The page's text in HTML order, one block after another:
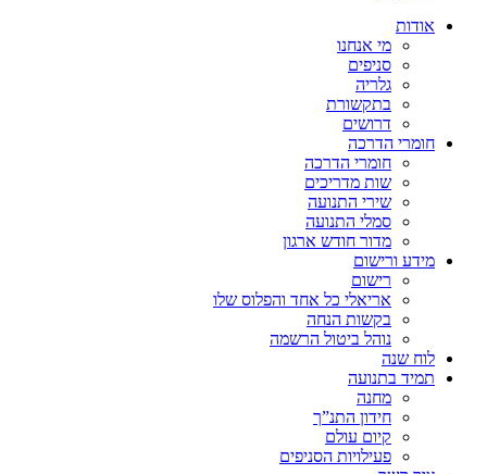
אודות
מי אנחנו
סניפים
גלריה
בתקשורת
דרושים
חומרי הדרכה
חומרי הדרכה
שות מדריכים
שירי התנועה
סמלי התנועה
מדור חודש ארגון
מידע ורישום
רישום
אריאלי כל אחד והפלוס שלו
בקשות הנחה
נוהל ביטול הרשמה
לוח שנה
תמיד בתנועה
מחנה
חידון התנ”ך
קיום עולם
פעילויות הסניפים